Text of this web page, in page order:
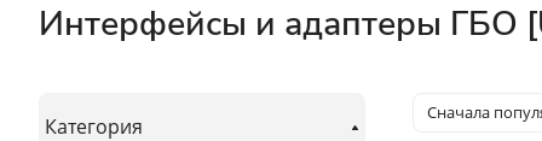
Интерфейсы и адаптеры ГБО
Сначала
Категория